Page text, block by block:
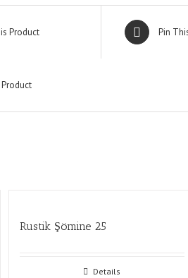
Product Pin
Rustik Şömine 25
Details